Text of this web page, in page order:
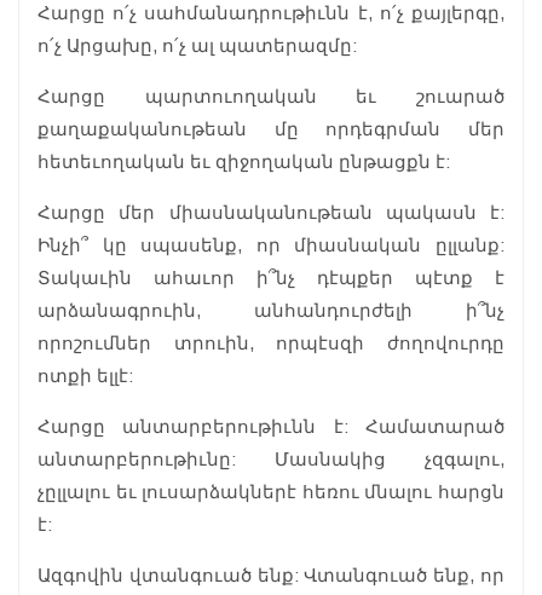
Հարցը ո՛չ սահմանադրութիւնն է, ո՛չ քայլերգը,
ո՛չ Արցախը, ո՛չ ալ պատերազմը:
Հարցը պարտուողական եւ շուարած
քաղաքականութեան մը որդեգրման մեր
հետեւողական եւ զիջողական ընթացքն է:
Հարցը մեր միասնականութեան պակասն է:
Ինչի՞ կը սպասենք, որ միասնական ըլլանք:
Տակաւին ահաւոր ի՞նչ դէպքեր պէտք է
արձանագրուին, անհանդուրժելի ի՞նչ
որոշումներ տրուին, որպէսզի ժողովուրդը
ոտքի ելլէ:
Հարցը անտարբերութիւնն է: Համատարած
անտարբերութիւնը: Մասնակից չզգալու,
չըլլալու եւ լուսարձակներէ հեռու մնալու հարցն
է:
Ազգովին վտանգուած ենք: Վտանգուած ենք, որ